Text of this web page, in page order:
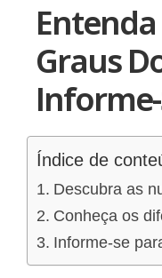
Graus
Informe-
Índice de
Descubra as
Conheça os
Informe-se